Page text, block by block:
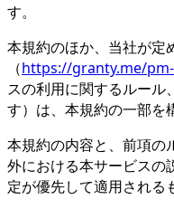
す。
本規約のほか、当社が定
（https://granty.me/
スの利用に関するルール
す）は、本規約の一部を
本規約の内容と、前項の
外における本サービスの
定が優先して適用される